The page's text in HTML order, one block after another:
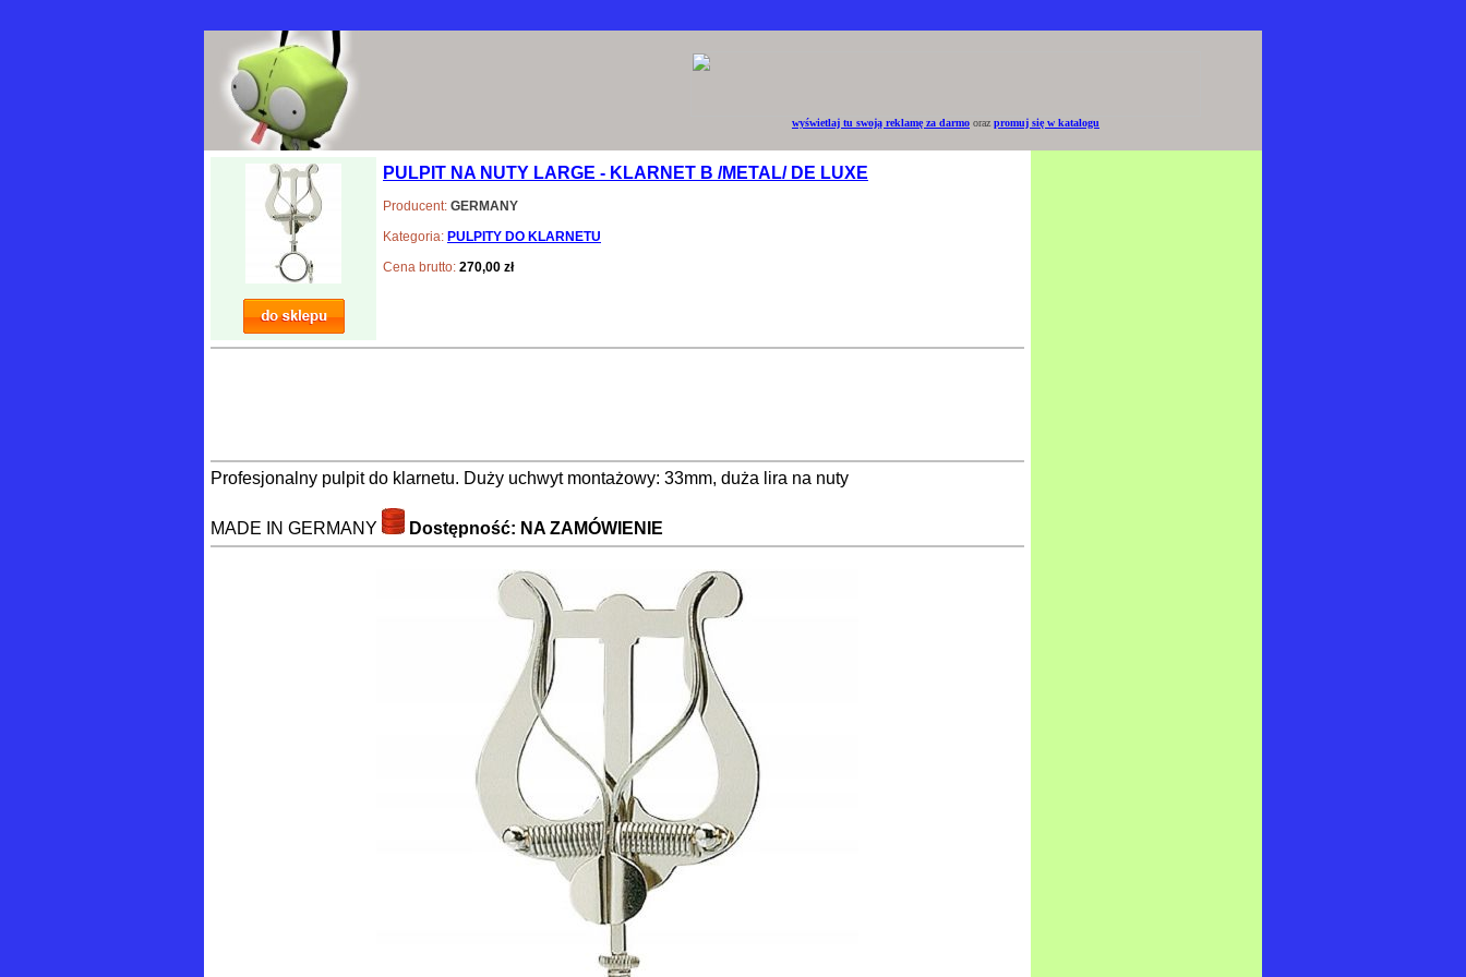
wyświetlaj tu swoją reklamę za darmo oraz promuj się w katalogu
PULPIT NA NUTY LARGE - KLARNET B /METAL/ DE LUXE
Producent: GERMANY
Kategoria: PULPITY DO KLARNETU
Cena brutto: 270,00 zł
Profesjonalny pulpit do klarnetu. Duży uchwyt montażowy: 33mm, duża lira na nuty
MADE IN GERMANY Dostępność: NA ZAMÓWIENIE